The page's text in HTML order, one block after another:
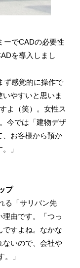
ーでCADの必要性
を導入しまし
ず感覚的に操作で
やすいと思いま
よ（笑）。女性ス
今では「建物デザ
、お客様から預か
」
プ
る「サリバン先
由です。「つっ
ですよね。なかな
ないので、会社や
」